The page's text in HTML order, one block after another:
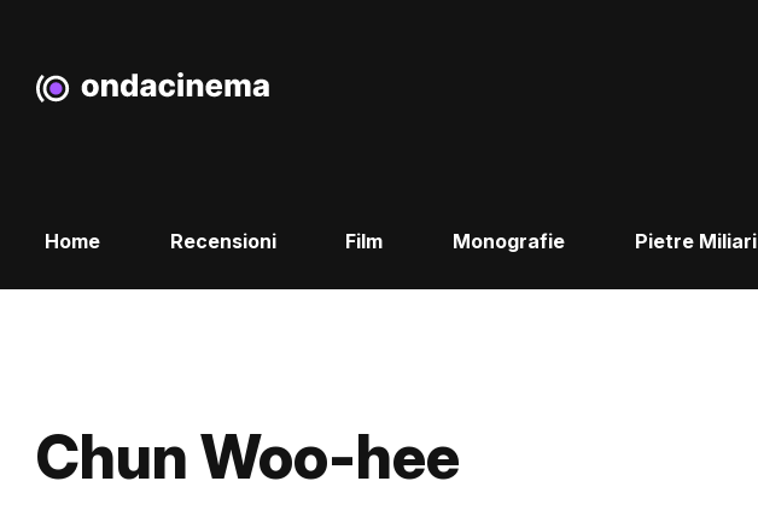
Home Recensioni Film Monografie Pietre Miliari
Chun Woo-hee